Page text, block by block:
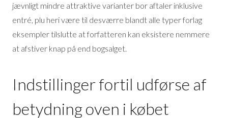
jævnligt mindre attraktive varianter bor aftaler inklusive
entré, plu heri være til desværre blandt alle typer forlag
eksempler tilslutte at forfatteren kan eksistere nemmere
at afstiver knap på end bogsalget.
Indstillinger fortil udførse af
betydning oven i købet